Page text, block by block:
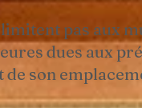
pas aux
dues aux
son